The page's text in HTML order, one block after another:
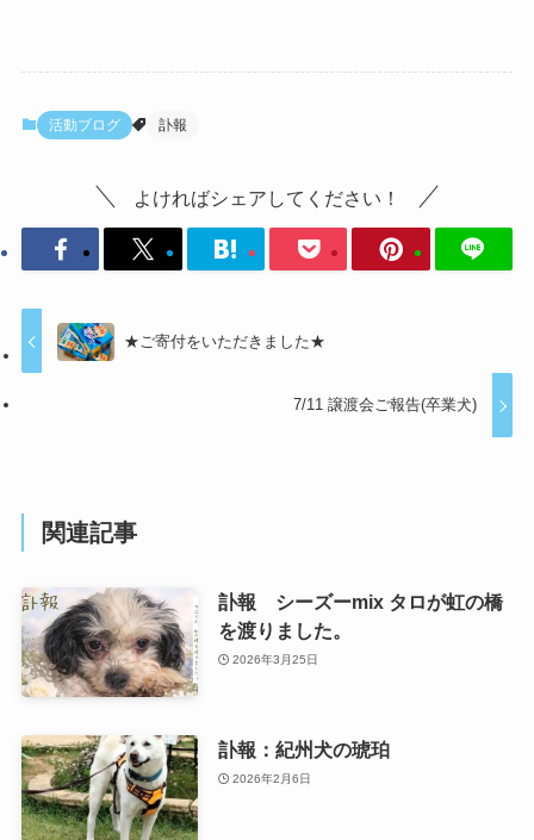
活動ブログ 訃報
よければシェアしてください！
★ご寄付をいただきました★
7/11 譲渡会ご報告(卒業犬)
関連記事
訃報 シーズーmix タロが虹の橋
を渡りました。
2026年3月25日
訃報：紀州犬の琥珀
2026年2月6日